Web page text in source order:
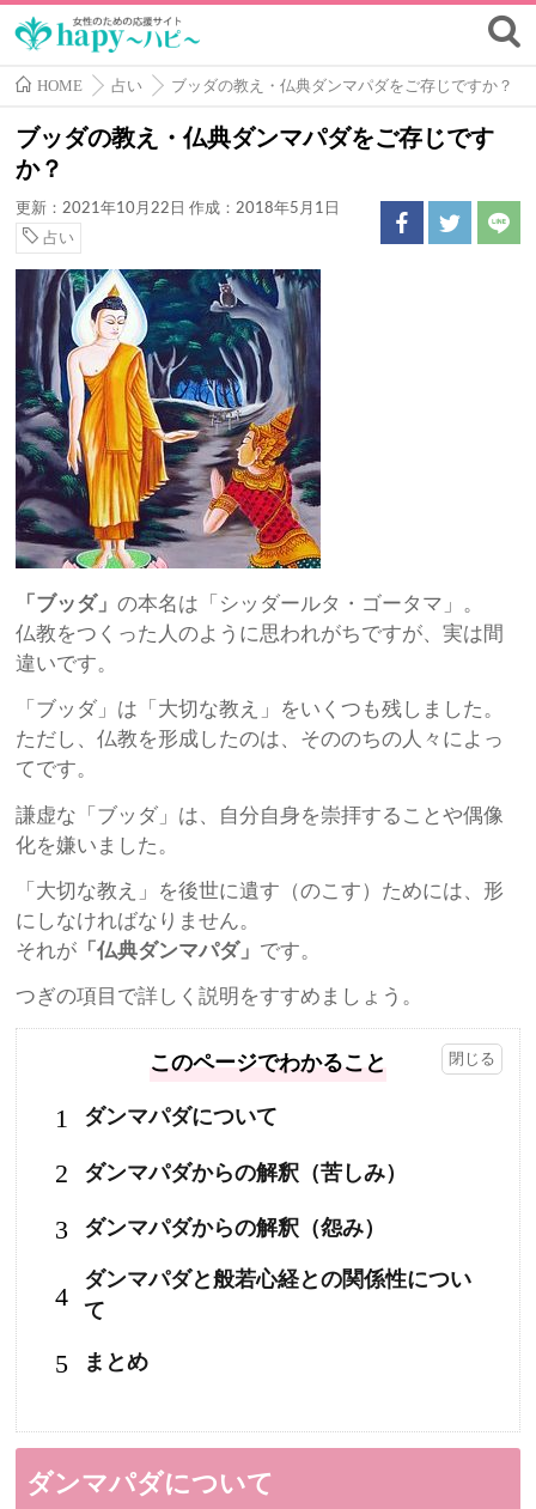
HOME 占い ブッダの教え・仏典ダンマパダをご存じですか？
ブッダの教え・仏典ダンマパダをご存じです
か？
更新：2021年10月22日 作成：2018年5月1日
占い
「ブッダ」の本名は「シッダールタ・ゴータマ」。
仏教をつくった人のように思われがちですが、実は間
違いです。
「ブッダ」は「大切な教え」をいくつも残しました。
ただし、仏教を形成したのは、そののちの人々によっ
てです。
謙虚な「ブッダ」は、自分自身を崇拝することや偶像
化を嫌いました。
「大切な教え」を後世に遺す（のこす）ためには、形
にしなければなりません。
それが 「仏典ダンマパダ」 です。
つぎの項目で詳しく説明をすすめましょう。
このページでわかること
1 ダンマパダについて
2 ダンマパダからの解釈（苦しみ）
3 ダンマパダからの解釈（怨み）
4
ダンマパダと般若心経との関係性につい
て
5 まとめ
ダンマパダについて